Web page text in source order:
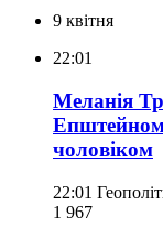
9 квітня
22:01
Меланія
чоловіком
22:01
1 967